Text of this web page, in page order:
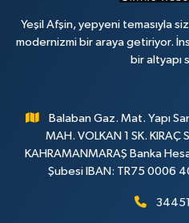
Yeşil Afşin, yepyeni temasıyla
modernizmi bir araya getiriyor.
bir altyapı
Balaban Gaz. Mat. Yapı
MAH. VOLKAN 1 SK. KIRAÇ
KAHRAMANMARAŞ Banka
Şubesi IBAN: TR75 0006